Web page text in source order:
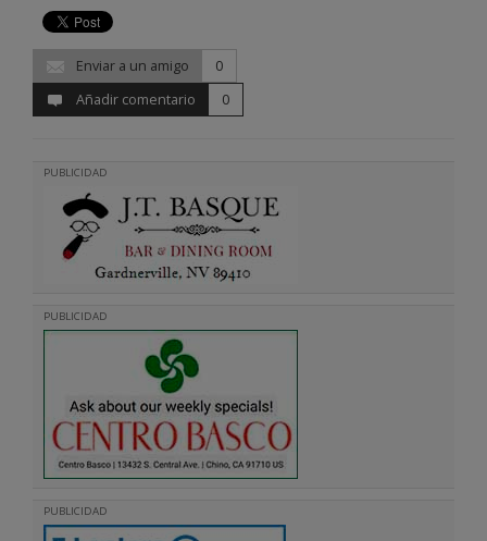
Enviar a un amigo
0
Añadir comentario
0
PUBLICIDAD
PUBLICIDAD
PUBLICIDAD